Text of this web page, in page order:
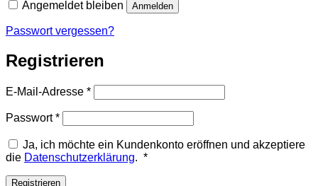
Angemeldet bleiben Anmelden
Passwort vergessen?
Registrieren
E-Mail-Adresse *Erforderlich
Passwort*Erforderlich
Ja, ich möchte ein Kundenkonto eröffnen und akzeptiere
die Datenschutzerklärung. *Erforderlich
Registrieren